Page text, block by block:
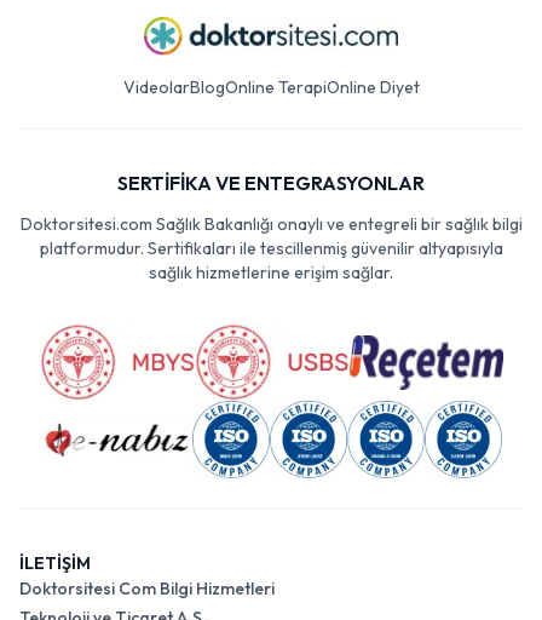
VideolarBlogOnline TerapiOnline Diyet
SERTİFİKA VE ENTEGRASYONLAR
Doktorsitesi.com Sağlık Bakanlığı onaylı ve entegreli bir sağlık bilgi
platformudur. Sertifikaları ile tescillenmiş güvenilir altyapısıyla
sağlık hizmetlerine erişim sağlar.
İLETİŞİM
Doktorsitesi Com Bilgi Hizmetleri